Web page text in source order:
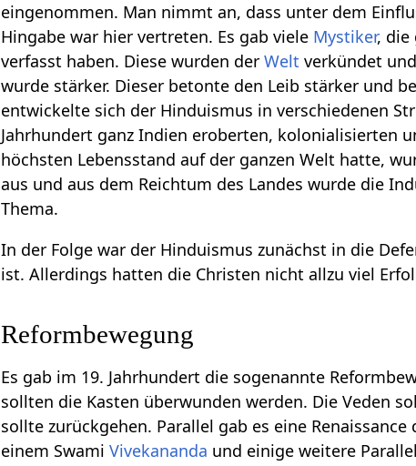
eingenommen. Man nimmt an, dass unter dem
Hingabe war hier vertreten. Es gab viele Mystiker, die
verfasst haben. Diese wurden derWelt verkündet
wurde stärker. Dieser betonte den Leib stärker und
entwickelte sich der Hinduismus in verschiedenen
Jahrhundert ganz Indien eroberten, kolonialisierten
höchsten Lebensstand auf der ganzen Welt hatte,
aus und aus dem Reichtum des Landes wurde die
Thema.
In der Folge war der Hinduismus zunächst in die
ist. Allerdings hatten die Christen nicht allzu viel
Reformbewegung
Es gab im 19. Jahrhundert die sogenannte
sollten die Kasten überwunden werden. Die Veden
sollte zurückgehen. Parallel gab es eine
einem SwamiVivekananda und einige weitere